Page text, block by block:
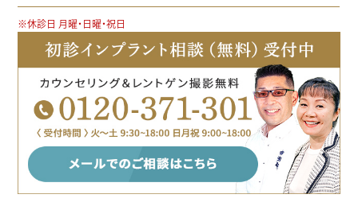
※休診日 月曜・日曜・祝日